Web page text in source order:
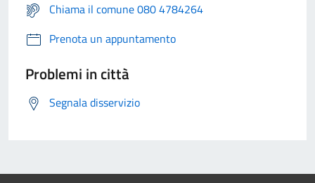
Chiama il comune 080 4784264
Prenota un appuntamento
Problemi in città
Segnala disservizio